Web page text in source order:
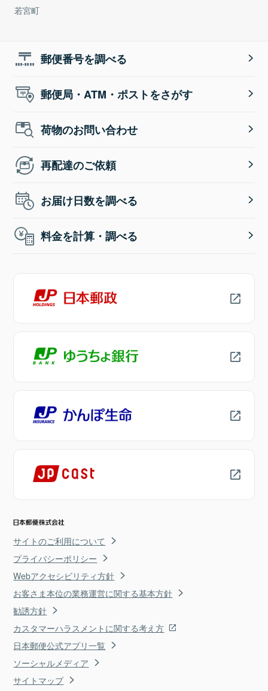
若宮町
郵便番号を調べる
郵便局・ATM・ポストをさがす
荷物のお問い合わせ
再配達のご依頼
お届け日数を調べる
料金を計算・調べる
サイトのご利用について
プライバシーポリシー
Webアクセシビリティ方針
お客さま本位の業務運営に関する基本方針
勧誘方針
カスタマーハラスメントに関する考え方
日本郵便公式アプリ一覧
ソーシャルメディア
サイトマップ